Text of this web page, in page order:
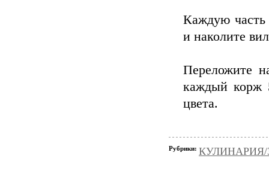
Каждую часть
и наколите
Переложите
каждый корж
цвета.
Рубрики: КУЛИНАРИЯ/